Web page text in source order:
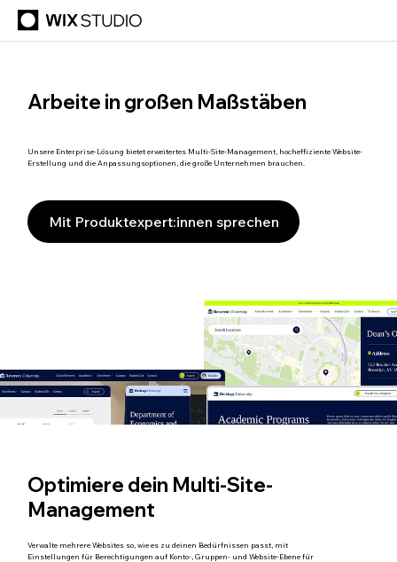
Arbeite in großen Maßstäben
Unsere Enterprise-Lösung bietet erweitertes Multi-Site-Management, hocheffiziente Website-
Erstellung und die Anpassungsoptionen, die große Unternehmen brauchen.
Mit Produktexpert:innen sprechen
Optimiere dein Multi-Site-
Management
Verwalte mehrere Websites so, wie es zu deinen Bedürfnissen passt, mit
Einstellungen für Berechtigungen auf Konto-, Gruppen- und Website-Ebene für